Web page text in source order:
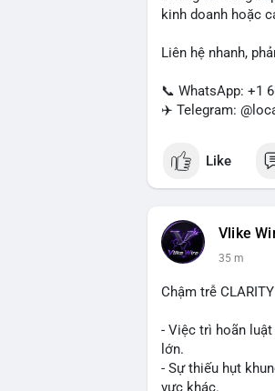
kinh doanh hoặc
Liên hệ nhanh,
📞 WhatsApp: +1
✈️ Telegram:
Like
Vlike
35 m
Chậm trễ
- Việc trì hoãn
lớn.
- Sự thiếu hụt
vực khác.